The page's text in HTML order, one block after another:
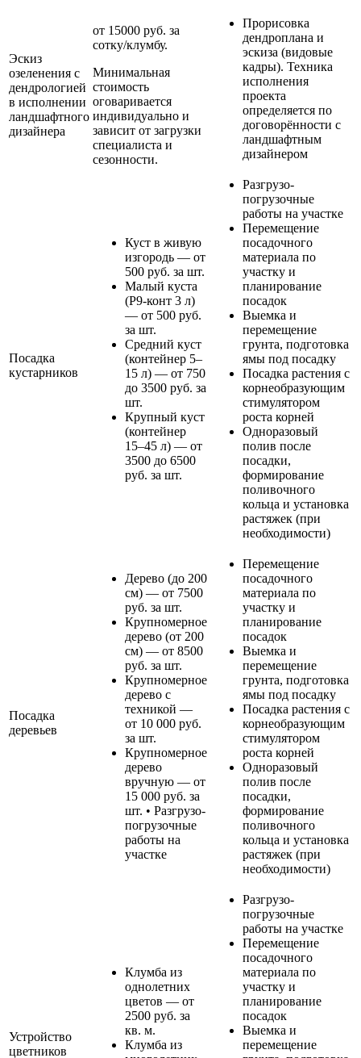
Эскиз
озеленения с
дендрологией
в исполнении
ландшафтного
дизайнера
от 15000 руб. за
сотку/клумбу.
Минимальная
стоимость
оговаривается
индивидуально и
зависит от загрузки
специалиста и
сезонности.
Прорисовка
дендроплана и
эскиза (видовые
кадры). Техника
исполнения
проекта
определяется по
договорённости с
ландшафтным
дизайнером
Посадка
кустарников
Куст в живую
изгородь — от
500 руб. за шт.
Малый куста
(Р9-конт 3 л)
— от 500 руб.
за шт.
Средний куст
(контейнер 5–
15 л) — от 750
до 3500 руб. за
шт.
Крупный куст
(контейнер
15–45 л) — от
3500 до 6500
руб. за шт.
Разгрузо-
погрузочные
работы на участке
Перемещение
посадочного
материала по
участку и
планирование
посадок
Выемка и
перемещение
грунта, подготовка
ямы под посадку
Посадка растения с
корнеобразующим
стимулятором
роста корней
Одноразовый
полив после
посадки,
формирование
поливочного
кольца и установка
растяжек (при
необходимости)
Посадка
деревьев
Дерево (до 200
см) — от 7500
руб. за шт.
Крупномерное
дерево (от 200
см) — от 8500
руб. за шт.
Крупномерное
дерево с
техникой —
от 10 000 руб.
за шт.
Крупномерное
дерево
вручную — от
15 000 руб. за
шт. • Разгрузо-
погрузочные
работы на
участке
Перемещение
посадочного
материала по
участку и
планирование
посадок
Выемка и
перемещение
грунта, подготовка
ямы под посадку
Посадка растения с
корнеобразующим
стимулятором
роста корней
Одноразовый
полив после
посадки,
формирование
поливочного
кольца и установка
растяжек (при
необходимости)
Устройство
цветников
Клумба из
однолетних
цветов — от
2500 руб. за
кв. м.
Клумба из
Разгрузо-
погрузочные
работы на участке
Перемещение
посадочного
материала по
участку и
планирование
посадок
Выемка и
перемещение